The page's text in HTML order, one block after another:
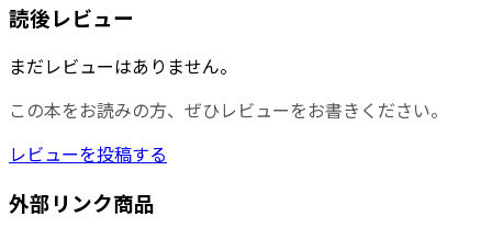
読後レビュー
まだレビューはありません。
この本をお読みの方、ぜひレビューをお書きください。
レビューを投稿する
外部リンク商品